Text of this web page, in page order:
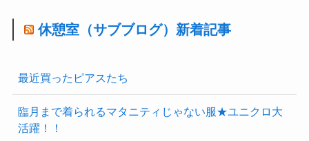
休憩室（サブブログ）新着記事
最近買ったピアスたち
臨月まで着られるマタニティじゃない服★ユニクロ大
活躍！！